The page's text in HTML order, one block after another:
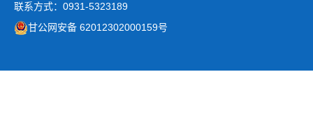
联系方式：0931-5323189
甘公网安备 62012302000159号